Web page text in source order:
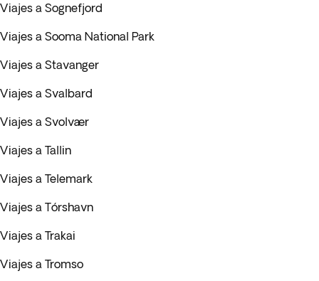
Viajes a Sognefjord
Viajes a Sooma National Park
Viajes a Stavanger
Viajes a Svalbard
Viajes a Svolvær
Viajes a Tallin
Viajes a Telemark
Viajes a Tórshavn
Viajes a Trakai
Viajes a Tromso